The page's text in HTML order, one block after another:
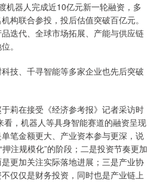
机器人完成近10亿元新一轮融资，多
构联合参投，投后估值突破百亿元。
迭代、全球市场拓展、产能与供应链
。
技、千寻智能等多家企业也先后突破
莉在接受《经济参考报》记者采访时
，机器人等具身智能赛道的融资呈现
笔金额更大、产业资本参与更深，说
注规模化”的阶段；二是投资节奏更加
更加关注实际落地进展；三是产业协
仅仅是财务投资，同时也是产业链上